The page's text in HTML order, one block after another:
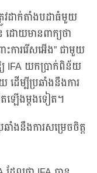
វដាក់តាំងបដាធំមួយ
ដោយមានពាក្យថា
ាររើសអើង” ជាមួយ
យ IFA យកប្រាក់ពិន័យ
ើម្បីប្រឆាំងនឹងការ
តឡើងម្តងទៀត។
ាំងនឹងការសម្រេចចិត្ត